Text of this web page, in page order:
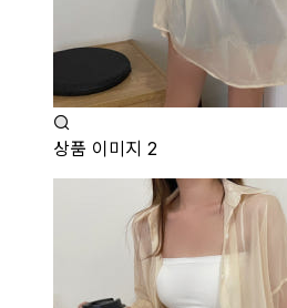
상품 이미지 2